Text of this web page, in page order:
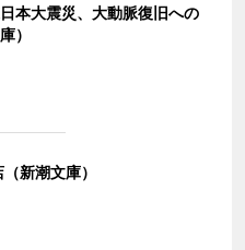
本大震災、大動脈復旧への
）
新潮文庫）